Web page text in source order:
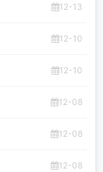
12-13
12-10
12-10
12-08
12-08
12-08